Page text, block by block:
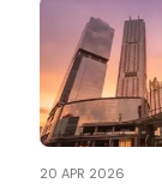
20 APR 2026